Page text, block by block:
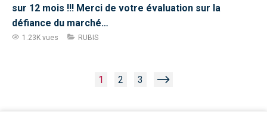
sur 12 mois !!! Merci de votre évaluation sur la
défiance du marché…
1.23K vues RUBIS
1 2 3